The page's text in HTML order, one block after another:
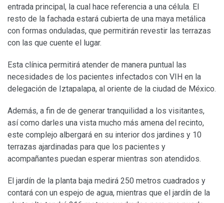
entrada principal, la cual hace referencia a una célula. El
resto de la fachada estará cubierta de una maya metálica
con formas onduladas, que permitirán revestir las terrazas
con las que cuente el lugar.
Esta clínica permitirá atender de manera puntual las
necesidades de los pacientes infectados con VIH en la
delegación de Iztapalapa, al oriente de la ciudad de México.
Además, a fin de de generar tranquilidad a los visitantes,
así como darles una vista mucho más amena del recinto,
este complejo albergará en su interior dos jardines y 10
terrazas ajardinadas para que los pacientes y
acompañantes puedan esperar mientras son atendidos.
El jardín de la planta baja medirá 250 metros cuadrados y
contará con un espejo de agua, mientras que el jardín de la